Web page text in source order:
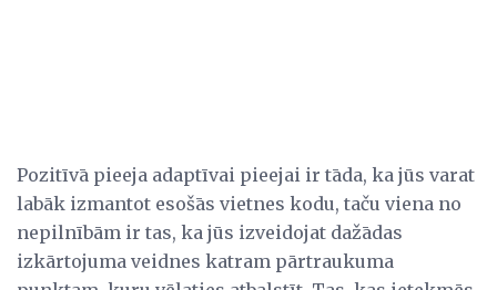
Pozitīvā pieeja adaptīvai pieejai ir tāda, ka jūs varat
labāk izmantot esošās vietnes kodu, taču viena no
nepilnībām ir tas, ka jūs izveidojat dažādas
izkārtojuma veidnes katram pārtraukuma